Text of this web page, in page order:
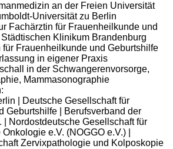
an der Freien Universität
Universität zu Berlin
Fachärztin für Frauenheilkunde und
Klinikum Brandenburg
für Frauenheilkunde und Geburtshilfe
in eigener Praxis
in der Schwangerenvorsorge,
Mammasonographie
| Deutsche Gesellschaft für
Geburtshilfe | Berufsverband der
| Nordostdeutsche Gesellschaft für
e.V. (NOGGO e.V.) |
Zervixpathologie und Kolposkopie